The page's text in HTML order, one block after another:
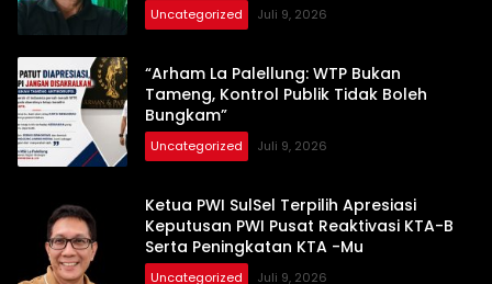
Uncategorized Juli 9, 2026
“Arham La Palellung: WTP Bukan
Tameng, Kontrol Publik Tidak Boleh
Bungkam”
Uncategorized Juli 9, 2026
Ketua PWI SulSel Terpilih Apresiasi
Keputusan PWI Pusat Reaktivasi KTA-B
Serta Peningkatan KTA -Mu
Uncategorized Juli 9, 2026